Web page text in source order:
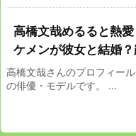
高橋文哉めるると熱
ケメンが彼女と結婚
高橋文哉さんのプロフィー
の俳優・モデルです。 ...